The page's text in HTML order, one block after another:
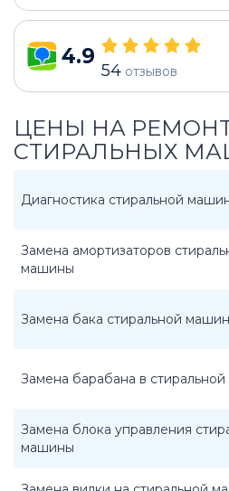
4.9
54 отзывов
ЦЕНЫ НА
СТИРАЛЬНЫХ
Диагностика стиральной
Замена амортизаторов
машины
Замена бака стиральной
Замена барабана в
Замена блока управления
машины